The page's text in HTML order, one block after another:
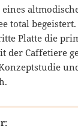
total
Platte die
der Caffetiere